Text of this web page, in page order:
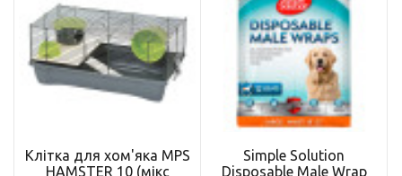
Клітка для хом'яка MPS
HAMSTER 10 (мікс
Simple Solution
Disposable Male Wrap